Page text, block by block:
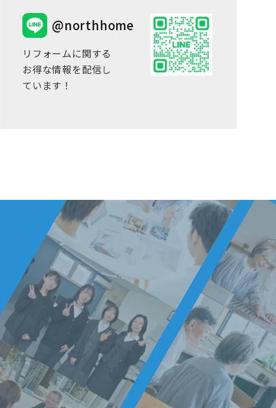
@northhome
リフォームに関する
お得な情報を配信し
ています！